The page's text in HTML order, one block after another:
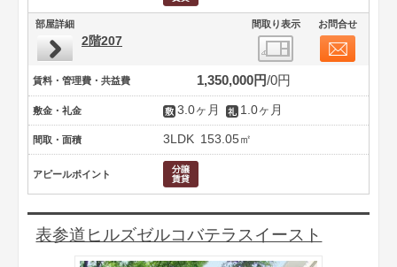
部屋詳細 間取り表示 お問合せ
2階207
賃料・管理費・共益費 1,350,000円 0円
敷金・礼金 3.0ヶ月 1.0ヶ月
間取・面積 3LDK 153.05㎡
アピールポイント
表参道ヒルズゼルコバテラスイースト